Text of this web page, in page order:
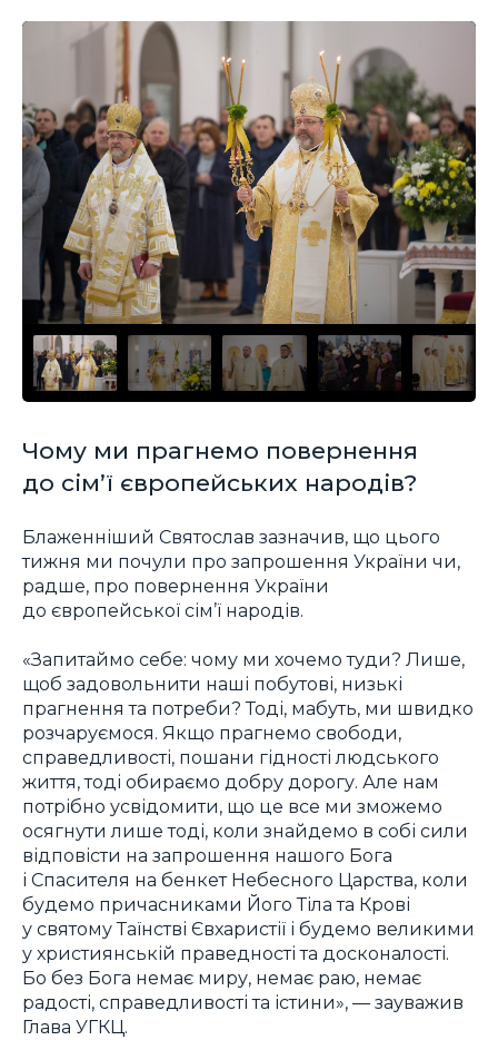
Чому ми прагнемо повернення
до сім’ї європейських народів?
Блаженніший Святослав зазначив, що цього
тижня ми почули про запрошення України чи,
радше, про повернення України
до європейської сім’ї народів.
«Запитаймо себе: чому ми хочемо туди? Лише,
щоб задовольнити наші побутові, низькі
прагнення та потреби? Тоді, мабуть, ми швидко
розчаруємося. Якщо прагнемо свободи,
справедливості, пошани гідності людського
життя, тоді обираємо добру дорогу. Але нам
потрібно усвідомити, що це все ми зможемо
осягнути лише тоді, коли знайдемо в собі сили
відповісти на запрошення нашого Бога
і Спасителя на бенкет Небесного Царства, коли
будемо причасниками Його Тіла та Крові
у святому Таїнстві Євхаристії і будемо великими
у християнській праведності та досконалості.
Бо без Бога немає миру, немає раю, немає
радості, справедливості та істини», — зауважив
Глава УГКЦ.